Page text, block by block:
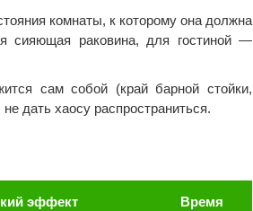
комнаты, к которому она должна
сияющая раковина, для гостиной —
сам собой (край барной стойки,
дать хаосу распространиться.
эффект Время